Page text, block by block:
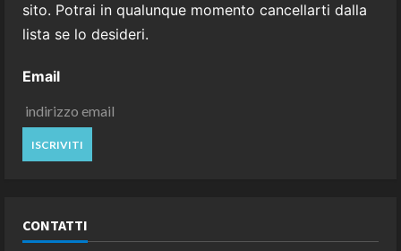
sito. Potrai in qualunque momento cancellarti dalla
lista se lo desideri.
Email
CONTATTI